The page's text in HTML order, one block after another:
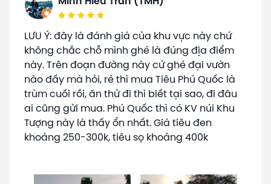
LƯU Ý: đây là đánh giá của khu vực này chứ
không chắc chỗ mình ghé là đúng địa điểm
này. Trên đoạn đường này cứ ghé đại vườn
nào đấy mà hỏi, rẻ thì mua Tiêu Phú Quốc là
trùm cuối rồi, ăn thử đi thì biết tại sao, đi đâu
ai cũng gửi mua. Phú Quốc thì có KV núi Khu
Tượng này là thấy ổn nhất. Giá tiêu đen
khoảng 250-300k, tiêu sọ khoảng 400k